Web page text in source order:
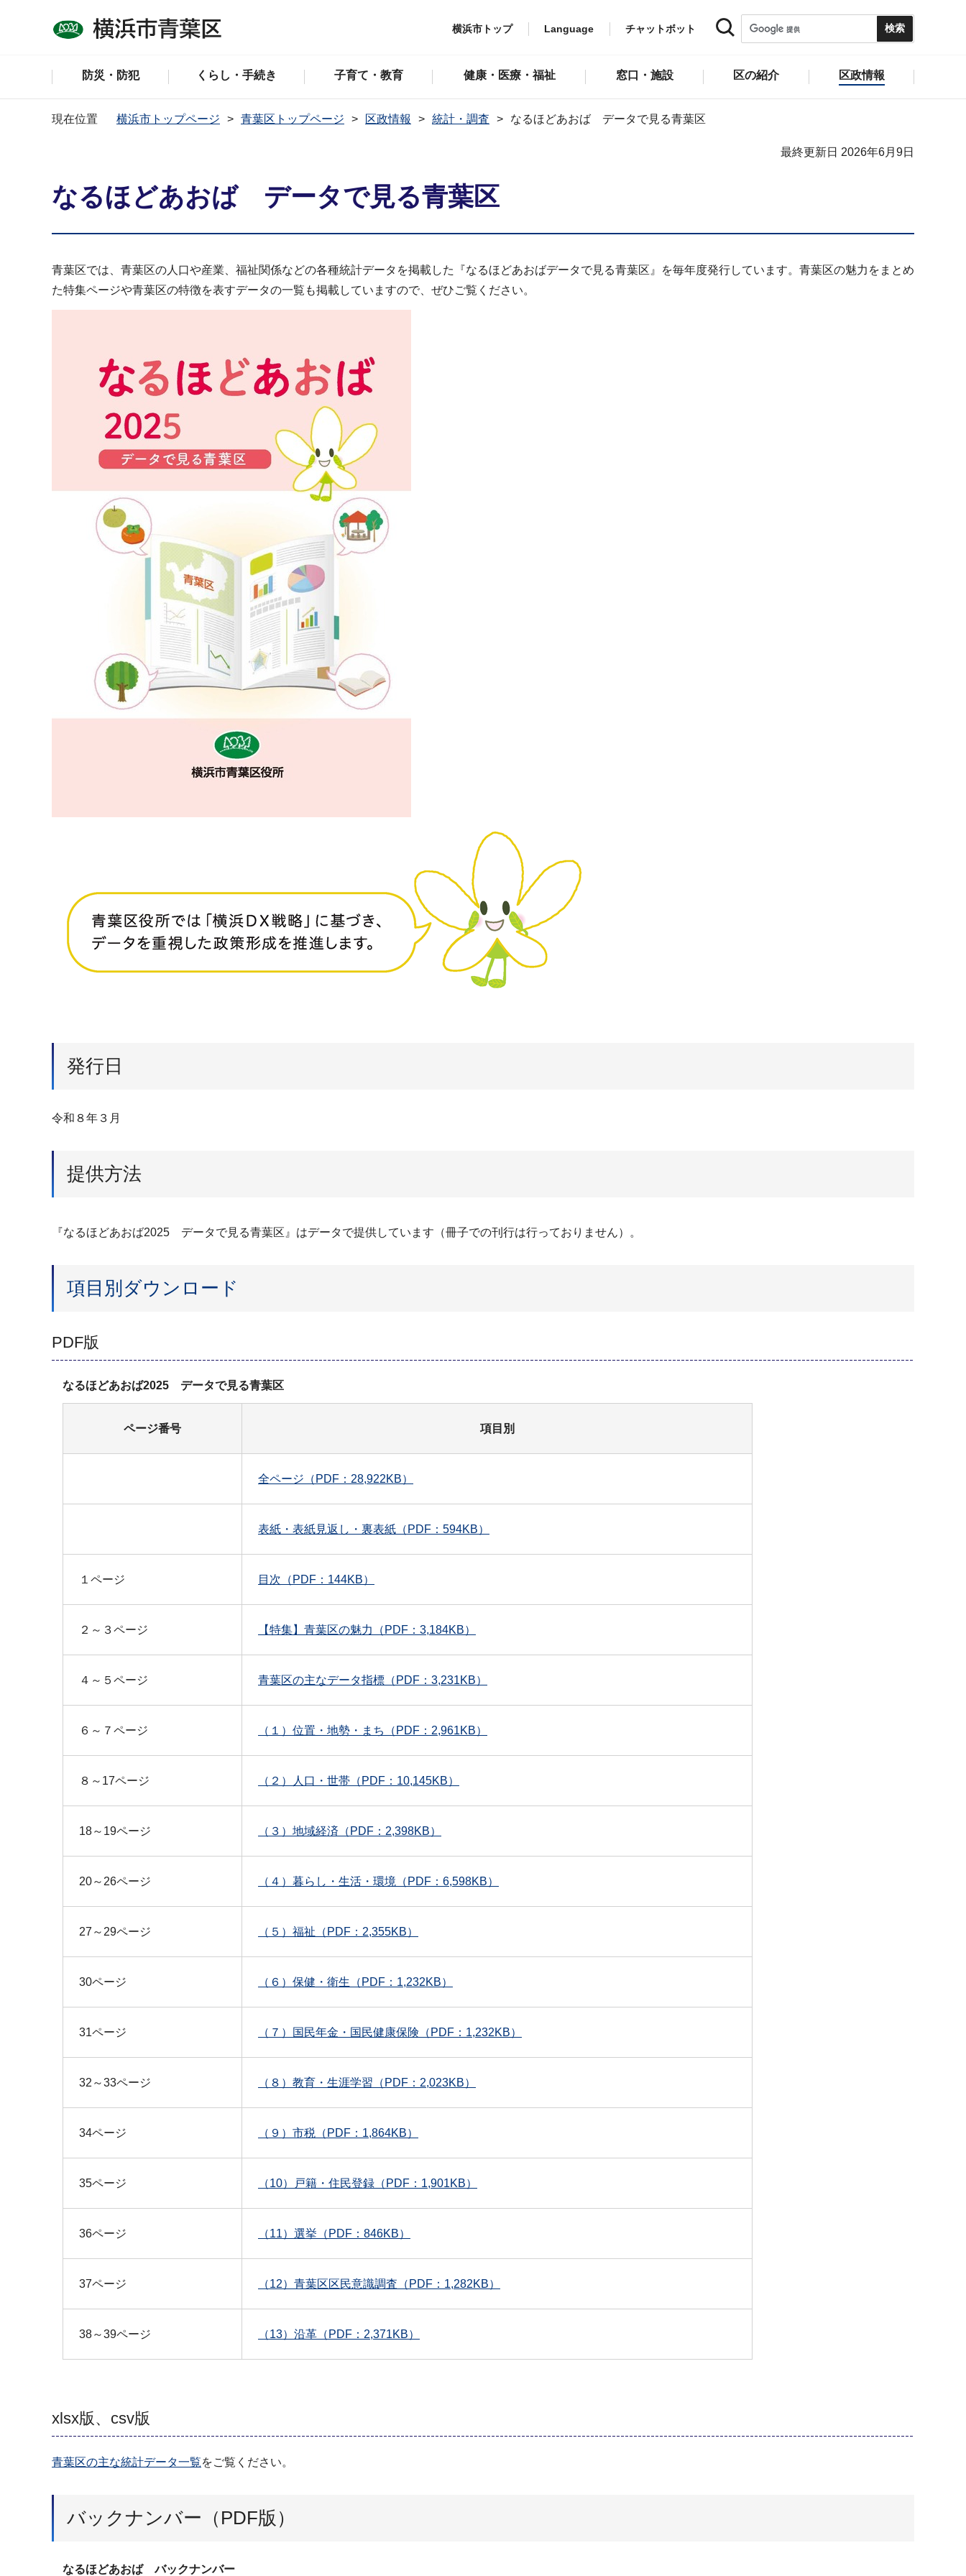
横浜市トップ Language チャットボット
防災・防犯 くらし・手続き 子育て・教育 健康・医療・福祉 窓口・施設 区の紹介 区政情報
現在位置 横浜市トップページ 青葉区トップページ 区政情報 統計・調査 なるほどあおば データで見る青葉区
最終更新日 2026年6月9日
なるほどあおば データで見る青葉区
青葉区では、青葉区の人口や産業、福祉関係などの各種統計データを掲載した『なるほどあおばデータで見る青葉区』を毎年度発行しています。青葉区の魅力をまとめ
た特集ページや青葉区の特徴を表すデータの一覧も掲載していますので、ぜひご覧ください。
発行日
令和８年３月
提供方法
『なるほどあおば2025 データで見る青葉区』はデータで提供しています（冊子での刊行は行っておりません）。
項目別ダウンロード
PDF版
なるほどあおば2025 データで見る青葉区
ページ番号 項目別
全ページ（PDF：28,922KB）
表紙・表紙見返し・裏表紙（PDF：594KB）
１ページ 目次（PDF：144KB）
２～３ページ 【特集】青葉区の魅力（PDF：3,184KB）
４～５ページ 青葉区の主なデータ指標（PDF：3,231KB）
６～７ページ （１）位置・地勢・まち（PDF：2,961KB）
８～17ページ （２）人口・世帯（PDF：10,145KB）
18～19ページ （３）地域経済（PDF：2,398KB）
20～26ページ （４）暮らし・生活・環境（PDF：6,598KB）
27～29ページ （５）福祉（PDF：2,355KB）
30ページ （６）保健・衛生（PDF：1,232KB）
31ページ （７）国民年金・国民健康保険（PDF：1,232KB）
32～33ページ （８）教育・生涯学習（PDF：2,023KB）
34ページ （９）市税（PDF：1,864KB）
35ページ （10）戸籍・住民登録（PDF：1,901KB）
36ページ （11）選挙（PDF：846KB）
37ページ （12）青葉区区民意識調査（PDF：1,282KB）
38～39ページ （13）沿革（PDF：2,371KB）
xlsx版、csv版
青葉区の主な統計データ一覧をご覧ください。
バックナンバー（PDF版）
なるほどあおば バックナンバー